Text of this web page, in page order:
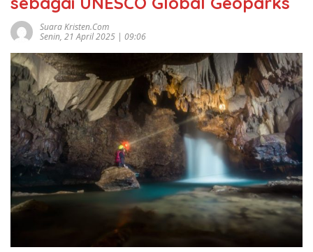
Suara Kristen.com
Senin, 21 April 2025 | 09:06